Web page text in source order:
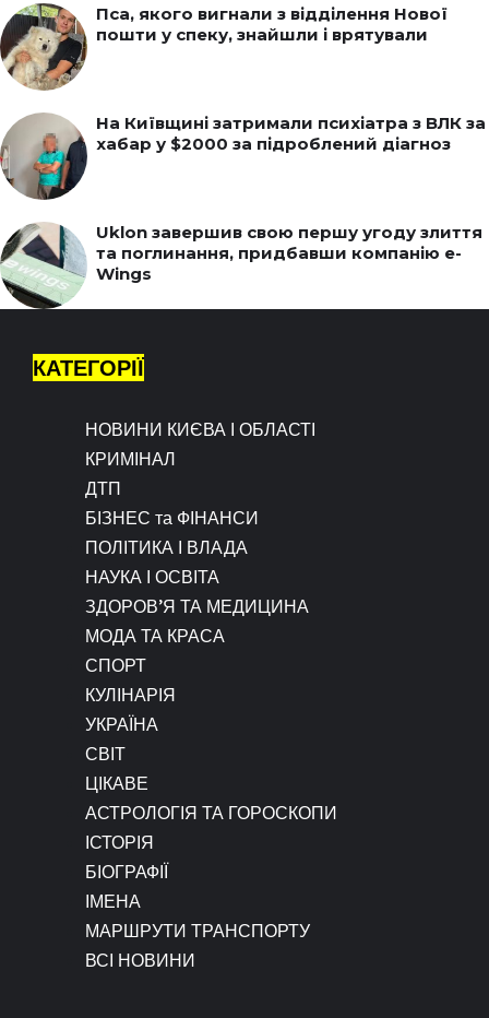
Пса, якого вигнали з відділення Нової
пошти у спеку, знайшли і врятували
На Київщині затримали психіатра з ВЛК за
хабар у $2000 за підроблений діагноз
Uklon завершив свою першу угоду злиття
та поглинання, придбавши компанію e-
Wings
КАТЕГОРІЇ
НОВИНИ КИЄВА І ОБЛАСТІ
КРИМІНАЛ
ДТП
БІЗНЕС та ФІНАНСИ
ПОЛІТИКА І ВЛАДА
НАУКА І ОСВІТА
ЗДОРОВ’Я ТА МЕДИЦИНА
МОДА ТА КРАСА
СПОРТ
КУЛІНАРІЯ
УКРАЇНА
СВІТ
ЦІКАВЕ
АСТРОЛОГІЯ ТА ГОРОСКОПИ
ІСТОРІЯ
БІОГРАФІЇ
ІМЕНА
МАРШРУТИ ТРАНСПОРТУ
ВСІ НОВИНИ